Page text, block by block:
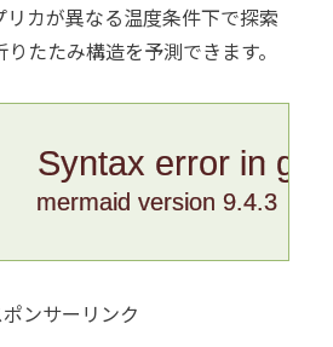
リカが異なる温度条件下で探索
たたみ構造を予測できます。
Syntax error in
mermaid version 9.4.3
ンサーリンク